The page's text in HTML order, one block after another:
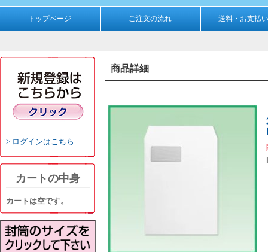
トップページ ご注文の流れ 送料・お支払
ログインはこちら
カートの中身
カートは空です。
商品詳細